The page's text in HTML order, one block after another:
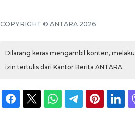
COPYRIGHT © ANTARA 2026
Dilarang keras mengambil konten,
izin tertulis dari Kantor Berita ANTARA.